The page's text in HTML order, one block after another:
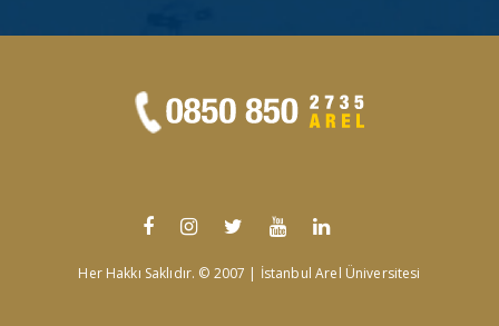
Her Hakkı Saklıdır. © 2007 | İstanbul Arel Üniversitesi